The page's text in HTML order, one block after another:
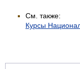
См. также:
Курсы